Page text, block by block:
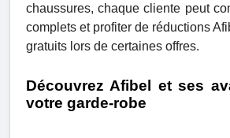
chaussures, chaque cliente peut
complets et profiter de réductions
gratuits lors de certaines offres.
Découvrez Afibel et ses
votre garde-robe